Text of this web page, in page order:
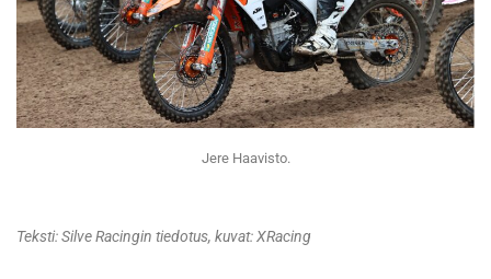
Jere Haavisto.
Teksti: Silve Racingin tiedotus, kuvat: XRacing